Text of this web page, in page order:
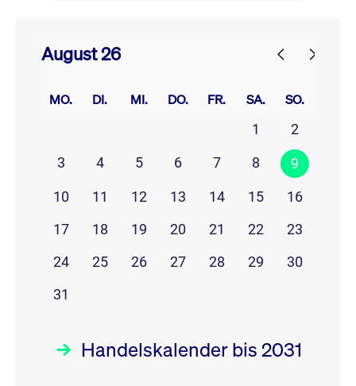
August 26
MO. DI. MI. DO. FR. SA. SO.
1
2
3
4 5 6 7 8 9
10 11 12 13 14 15
16
17
18 19 20 21 22
23
24
25 26 27 28 29
30
31
Handelskalender bis 2031